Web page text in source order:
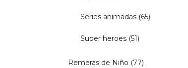
Series animadas (65)
Super heroes (51)
Remeras de Niño (77)